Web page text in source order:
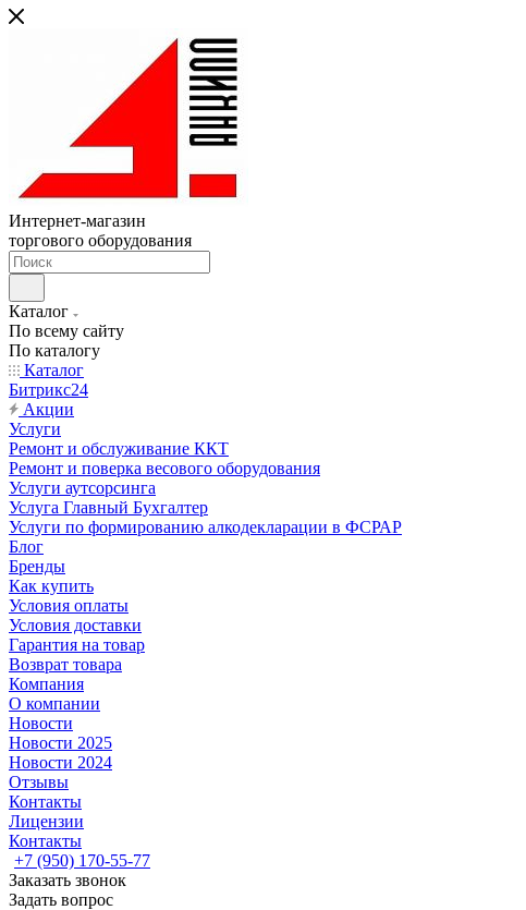
Интернет-магазин
торгового оборудования
Каталог
По всему сайту
По каталогу
Каталог
Битрикс24
Акции
Услуги
Ремонт и обслуживание ККТ
Ремонт и поверка весового оборудования
Услуги аутсорсинга
Услуга Главный Бухгалтер
Услуги по формированию алкодекларации в ФСРАР
Блог
Бренды
Как купить
Условия оплаты
Условия доставки
Гарантия на товар
Возврат товара
Компания
О компании
Новости
Новости 2025
Новости 2024
Отзывы
Контакты
Лицензии
Контакты
+7 (950) 170-55-77
Заказать звонок
Задать вопрос